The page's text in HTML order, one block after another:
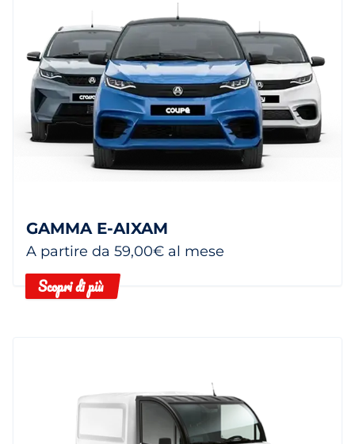
GAMMA E-AIXAM
A partire da 59,00€ al mese
Scopri di più